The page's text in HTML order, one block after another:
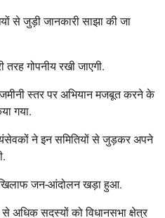
से जुड़ी जानकारी साझा की जा
तरह गोपनीय रखी जाएगी.
जमीनी स्तर पर अभियान मजबूत करने के
गया.
ने इन समितियों से जुड़कर अपने
खिलाफ जन-आंदोलन खड़ा हुआ.
सदस्यों को विधानसभा क्षेत्र